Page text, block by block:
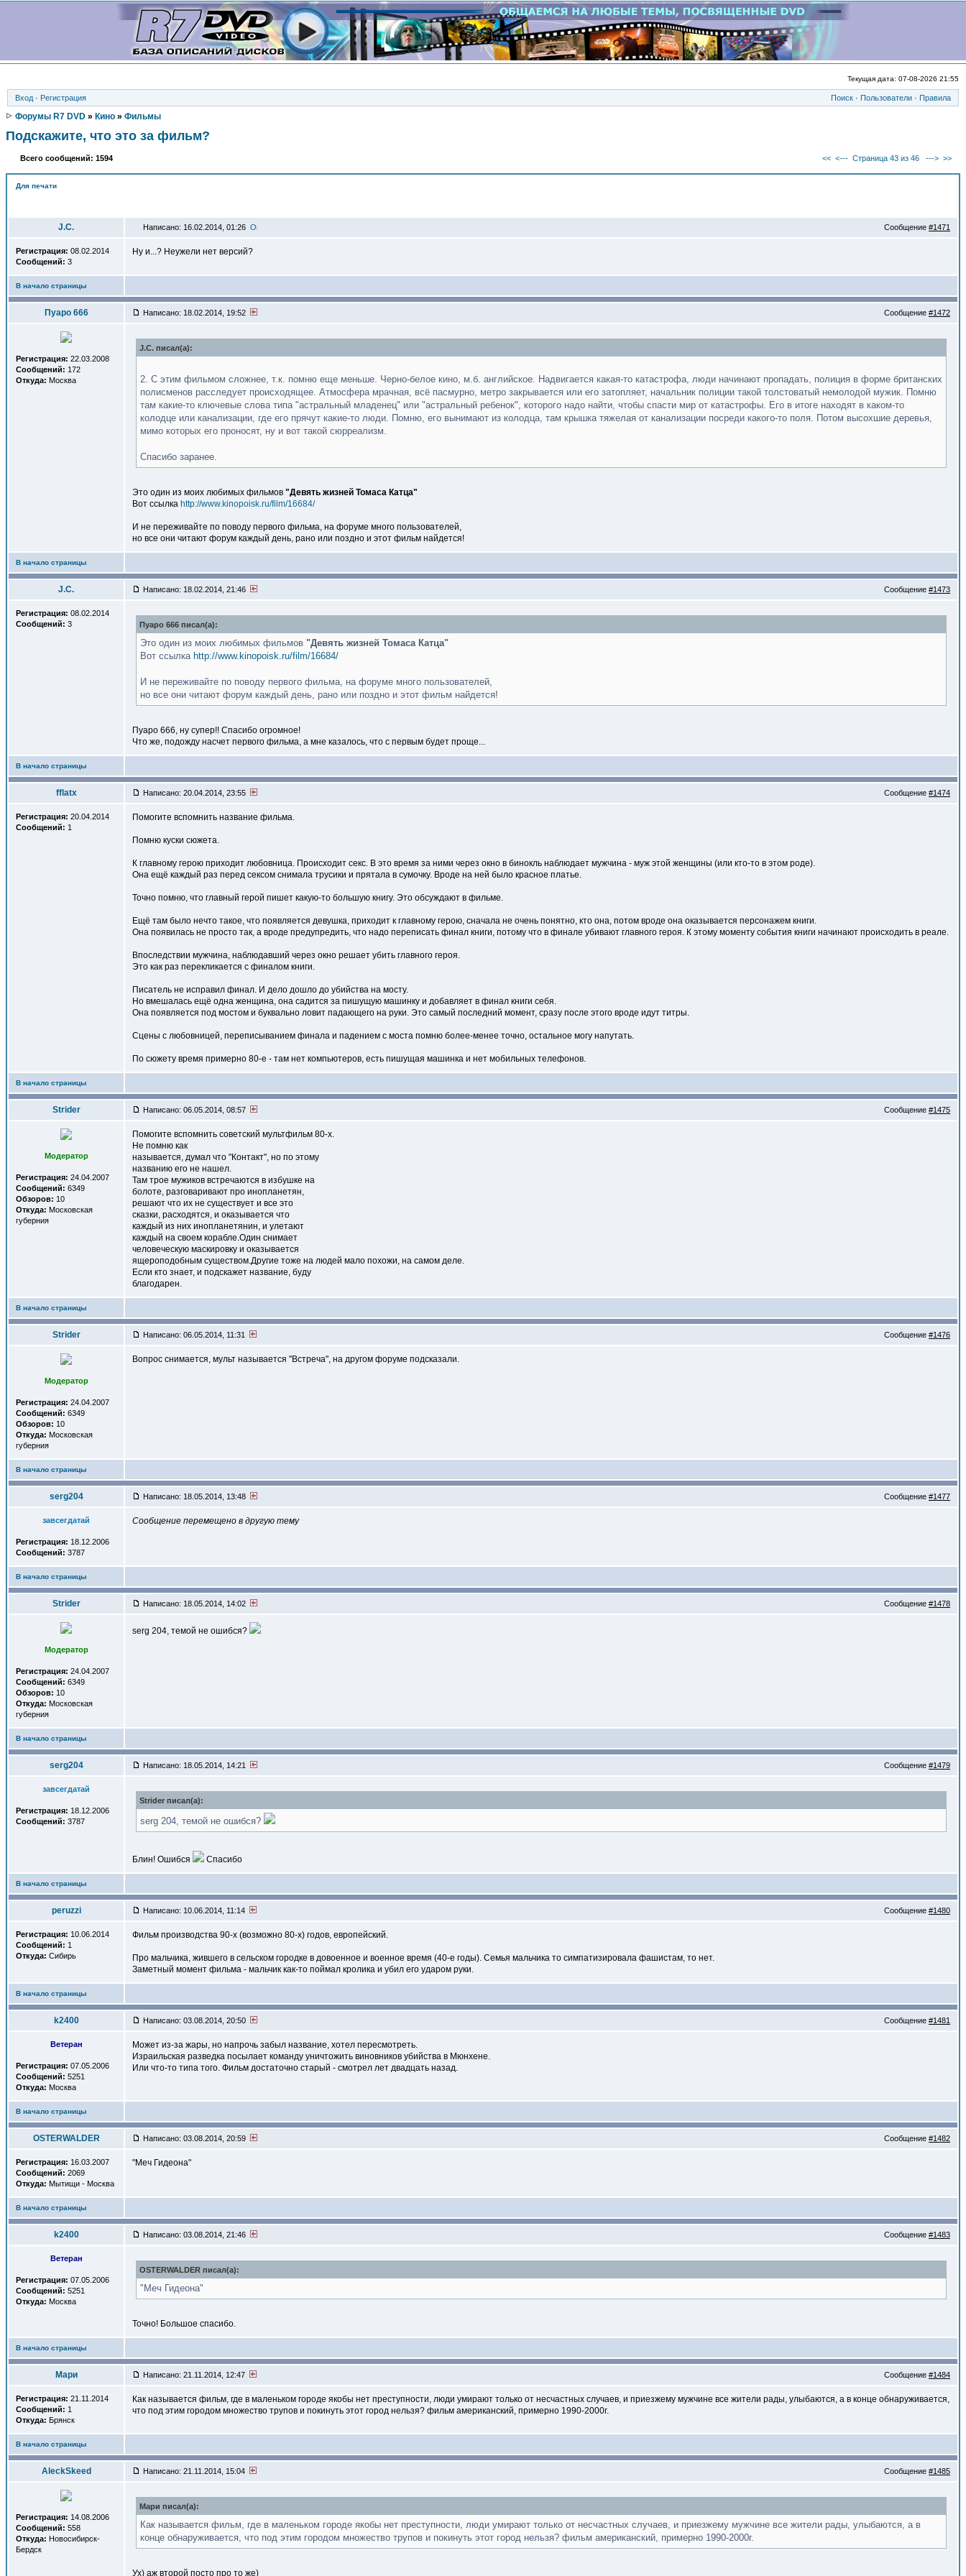
Текущая дата: 07-08-2026 21:55
Вход · Регистрация Поиск · Пользователи · Правила
Форумы R7 DVD » Кино » Фильмы
Подскажите, что это за фильм?
Всего сообщений: 1594 << <--- Страница 43 из 46 ---> >>
Для печати
J.C. Написано: 16.02.2014, 01:26 Сообщение #1471
Регистрация: 08.02.2014
Сообщений: 3
Ну и...? Неужели нет версий?
В начало страницы
Пуаро 666 Написано: 18.02.2014, 19:52 Сообщение #1472
Регистрация: 22.03.2008
Сообщений: 172
Откуда: Москва
J.C. писал(a):
2. С этим фильмом сложнее, т.к. помню еще меньше. Черно-белое кино, м.б. английское. Надвигается какая-то катастрофа, люди начинают пропадать, полиция в форме британских
полисменов расследует происходящее. Атмосфера мрачная, всё пасмурно, метро закрывается или его затопляет, начальник полиции такой толстоватый немолодой мужик. Помню
там какие-то ключевые слова типа "астральный младенец" или "астральный ребенок", которого надо найти, чтобы спасти мир от катастрофы. Его в итоге находят в каком-то
колодце или канализации, где его прячут какие-то люди. Помню, его вынимают из колодца, там крышка тяжелая от канализации посреди какого-то поля. Потом высохшие деревья,
мимо которых его проносят, ну и вот такой сюрреализм.
Спасибо заранее.
Это один из моих любимых фильмов "Девять жизней Томаса Катца"
Вот ссылка http://www.kinopoisk.ru/film/16684/
И не переживайте по поводу первого фильма, на форуме много пользователей,
но все они читают форум каждый день, рано или поздно и этот фильм найдется!
В начало страницы
J.C. Написано: 18.02.2014, 21:46 Сообщение #1473
Регистрация: 08.02.2014
Сообщений: 3 Пуаро 666 писал(a):
Это один из моих любимых фильмов "Девять жизней Томаса Катца"
Вот ссылка http://www.kinopoisk.ru/film/16684/
И не переживайте по поводу первого фильма, на форуме много пользователей,
но все они читают форум каждый день, рано или поздно и этот фильм найдется!
Пуаро 666, ну супер!! Спасибо огромное!
Что же, подожду насчет первого фильма, а мне казалось, что с первым будет проще...
В начало страницы
fflatx Написано: 20.04.2014, 23:55 Сообщение #1474
Регистрация: 20.04.2014
Сообщений: 1
Помогите вспомнить название фильма.
Помню куски сюжета.
К главному герою приходит любовница. Происходит секс. В это время за ними через окно в бинокль наблюдает мужчина - муж этой женщины (или кто-то в этом роде).
Она ещё каждый раз перед сексом снимала трусики и прятала в сумочку. Вроде на ней было красное платье.
Точно помню, что главный герой пишет какую-то большую книгу. Это обсуждают в фильме.
Ещё там было нечто такое, что появляется девушка, приходит к главному герою, сначала не очень понятно, кто она, потом вроде она оказывается персонажем книги.
Она появилась не просто так, а вроде предупредить, что надо переписать финал книги, потому что в финале убивают главного героя. К этому моменту события книги начинают происходить в реале.
Впоследствии мужчина, наблюдавший через окно решает убить главного героя.
Это как раз перекликается с финалом книги.
Писатель не исправил финал. И дело дошло до убийства на мосту.
Но вмешалась ещё одна женщина, она садится за пишущую машинку и добавляет в финал книги себя.
Она появляется под мостом и буквально ловит падающего на руки. Это самый последний момент, сразу после этого вроде идут титры.
Сцены с любовницей, переписыванием финала и падением с моста помню более-менее точно, остальное могу напутать.
По сюжету время примерно 80-е - там нет компьютеров, есть пишущая машинка и нет мобильных телефонов.
В начало страницы
Strider Написано: 06.05.2014, 08:57 Сообщение #1475
Модератор
Регистрация: 24.04.2007
Сообщений: 6349
Обзоров: 10
Откуда: Московская
губерния
Помогите вспомнить советский мультфильм 80-х.
Не помню как
называется, думал что "Контакт", но по этому
названию его не нашел.
Там трое мужиков встречаются в избушке на
болоте, разговаривают про инопланетян,
решают что их не существует и все это
сказки, расходятся, и оказывается что
каждый из них инопланетянин, и улетают
каждый на своем корабле.Один снимает
человеческую маскировку и оказывается
ящероподобным существом.Другие тоже на людей мало похожи, на самом деле.
Если кто знает, и подскажет название, буду
благодарен.
В начало страницы
Strider Написано: 06.05.2014, 11:31 Сообщение #1476
Модератор
Регистрация: 24.04.2007
Сообщений: 6349
Обзоров: 10
Откуда: Московская
губерния
Вопрос снимается, мульт называется "Встреча", на другом форуме подсказали.
В начало страницы
serg204 Написано: 18.05.2014, 13:48 Сообщение #1477
завсегдатай
Регистрация: 18.12.2006
Сообщений: 3787
Сообщение перемещено в другую тему
В начало страницы
Strider Написано: 18.05.2014, 14:02 Сообщение #1478
Модератор
Регистрация: 24.04.2007
Сообщений: 6349
Обзоров: 10
Откуда: Московская
губерния
serg 204, темой не ошибся?
В начало страницы
serg204 Написано: 18.05.2014, 14:21 Сообщение #1479
завсегдатай
Регистрация: 18.12.2006
Сообщений: 3787
Strider писал(a):
serg 204, темой не ошибся?
Блин! Ошибся Спасибо
В начало страницы
peruzzi Написано: 10.06.2014, 11:14 Сообщение #1480
Регистрация: 10.06.2014
Сообщений: 1
Откуда: Сибирь
Фильм производства 90-х (возможно 80-х) годов, европейский.
Про мальчика, жившего в сельском городке в довоенное и военное время (40-е годы). Семья мальчика то симпатизировала фашистам, то нет.
Заметный момент фильма - мальчик как-то поймал кролика и убил его ударом руки.
В начало страницы
k2400 Написано: 03.08.2014, 20:50 Сообщение #1481
Ветеран
Регистрация: 07.05.2006
Сообщений: 5251
Откуда: Москва
Может из-за жары, но напрочь забыл название, хотел пересмотреть.
Израильская разведка посылает команду уничтожить виновников убийства в Мюнхене.
Или что-то типа того. Фильм достаточно старый - смотрел лет двадцать назад.
В начало страницы
OSTERWALDER Написано: 03.08.2014, 20:59 Сообщение #1482
Регистрация: 16.03.2007
Сообщений: 2069
Откуда: Мытищи - Москва
"Меч Гидеона"
В начало страницы
k2400 Написано: 03.08.2014, 21:46 Сообщение #1483
Ветеран
Регистрация: 07.05.2006
Сообщений: 5251
Откуда: Москва
OSTERWALDER писал(a):
"Меч Гидеона"
Точно! Большое спасибо.
В начало страницы
Мари Написано: 21.11.2014, 12:47 Сообщение #1484
Регистрация: 21.11.2014
Сообщений: 1
Откуда: Брянск
Как называется фильм, где в маленьком городе якобы нет преступности, люди умирают только от несчастных случаев, и приезжему мужчине все жители рады, улыбаются, а в конце обнаруживается,
что под этим городом множество трупов и покинуть этот город нельзя? фильм американский, примерно 1990-2000г.
В начало страницы
AleckSkeed Написано: 21.11.2014, 15:04 Сообщение #1485
Регистрация: 14.08.2006
Сообщений: 558
Откуда: Новосибирск-
Бердск
Мари писал(a):
Как называется фильм, где в маленьком городе якобы нет преступности, люди умирают только от несчастных случаев, и приезжему мужчине все жители рады, улыбаются, а в
конце обнаруживается, что под этим городом множество трупов и покинуть этот город нельзя? фильм американский, примерно 1990-2000г.
Ух) аж второй посто про то же)